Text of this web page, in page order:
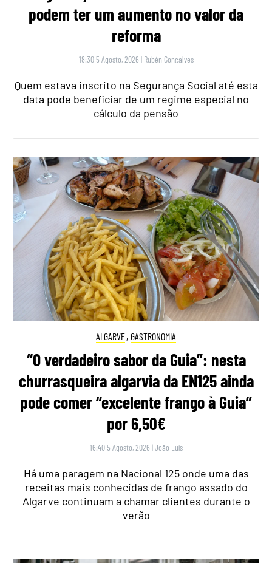
podem ter um aumento no valor da
reforma
18:30 5 Agosto, 2026 | Rubén Gonçalves
Quem estava inscrito na Segurança Social até esta
data pode beneficiar de um regime especial no
cálculo da pensão
ALGARVE, GASTRONOMIA
“O verdadeiro sabor da Guia”: nesta
churrasqueira algarvia da EN125 ainda
pode comer “excelente frango à Guia”
por 6,50€
16:40 5 Agosto, 2026 |João Luís
Há uma paragem na Nacional 125 onde uma das
receitas mais conhecidas de frango assado do
Algarve continuam a chamar clientes durante o
verão